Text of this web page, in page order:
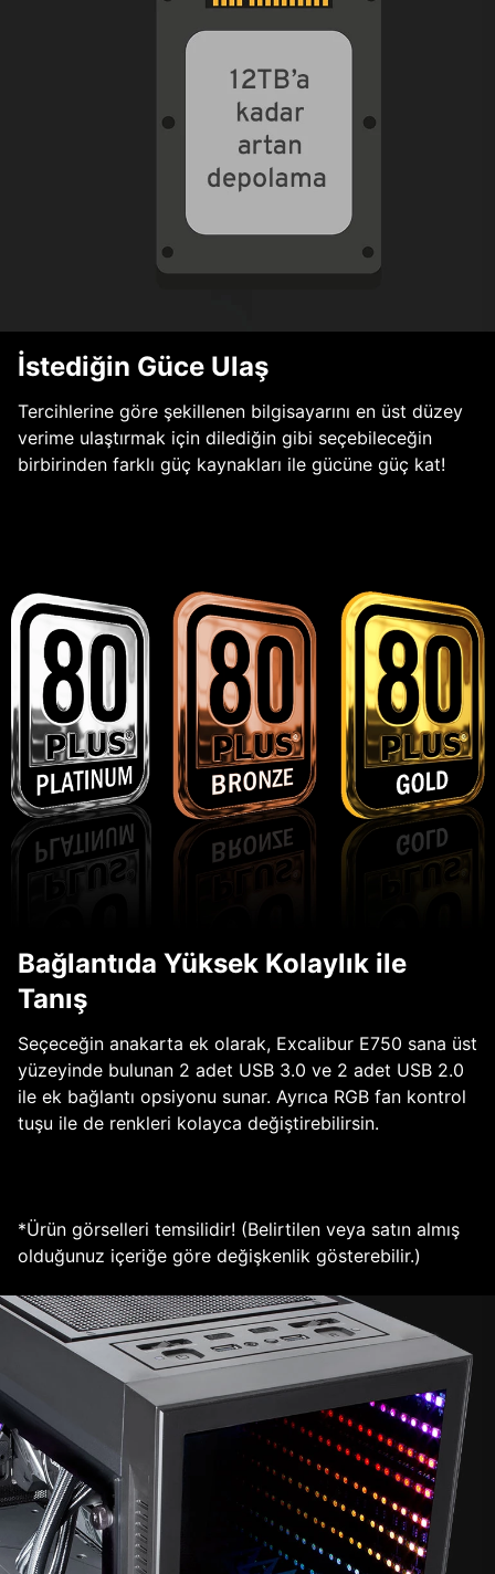
İstediğin Güce Ulaş
Tercihlerine göre şekillenen bilgisayarını en üst düzey
verime ulaştırmak için dilediğin gibi seçebileceğin
birbirinden farklı güç kaynakları ile gücüne güç kat!
Bağlantıda Yüksek Kolaylık ile
Tanış
Seçeceğin anakarta ek olarak, Excalibur E750 sana üst
yüzeyinde bulunan 2 adet USB 3.0 ve 2 adet USB 2.0
ile ek bağlantı opsiyonu sunar. Ayrıca RGB fan kontrol
tuşu ile de renkleri kolayca değiştirebilirsin.
*Ürün görselleri temsilidir! (Belirtilen veya satın almış
olduğunuz içeriğe göre değişkenlik gösterebilir.)